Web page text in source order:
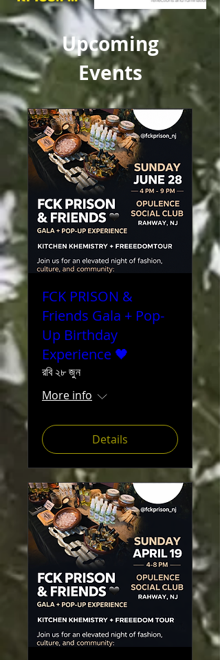
Upcoming
Events
FCK PRISON &
Friends Gala + Pop-
Up Birthday
Experience 🖤
রবি ২৮ জুন
More info
Details